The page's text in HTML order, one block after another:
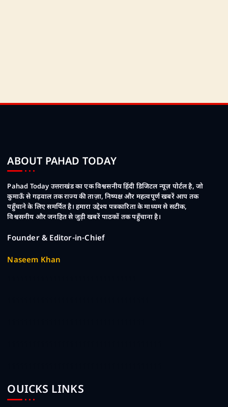
ABOUT PAHAD TODAY
Pahad Today उत्तराखंड का एक विश्वसनीय हिंदी डिजिटल न्यूज़ पोर्टल है, जो
कुमाऊँ से गढ़वाल तक राज्य की ताज़ा, निष्पक्ष और महत्वपूर्ण खबरें आप तक
पहुँचाने के लिए समर्पित है। हमारा उद्देश्य पत्रकारिता के माध्यम से सटीक,
विश्वसनीय और जनहित से जुड़ी खबरें पाठकों तक पहुँचाना है।
Founder & Editor-in-Chief
Naseem Khan
OUICKS LINKS